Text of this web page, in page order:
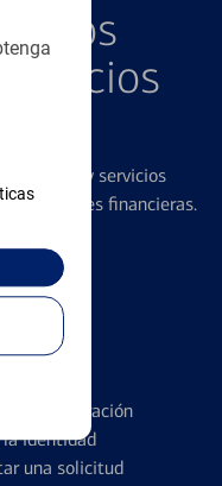
y servicios
financieras.
administración
identidad
una solicitud